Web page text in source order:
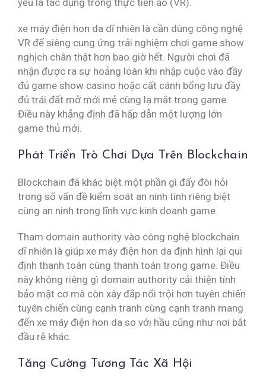
yếu là tác dụng trong thực tiễn ảo (VR).
xe máy điện hon da dĩ nhiên là cần dùng công nghệ
VR để siêng cung ứng trải nghiệm chơi game show
nghịch chân thật hơn bao giờ hết. Người chơi đã
nhận được ra sự hoảng loàn khi nhập cuộc vào đầy
đủ game show casino hoặc cất cánh bổng lưu đầy
đủ trái đất mở mới mẻ cùng lạ mắt trong game.
Điều này khẳng định đã hấp dẫn một lượng lớn
game thủ mới.
Phát Triển Trò Chơi Dựa Trên Blockchain
Blockchain đã khác biệt một phần gì đấy đòi hỏi
trong số vấn đề kiểm soát an ninh tính riêng biệt
cùng an ninh trong lĩnh vực kinh doanh game.
Tham domain authority vào công nghệ blockchain
dĩ nhiên là giúp xe máy điện hon da định hình lại qui
định thanh toán cùng thanh toán trong game. Điều
này không riêng gì domain authority cải thiện tính
bảo mật cơ mà còn xây đắp nổi trội hơn tuyên chiến
tuyên chiến cùng cạnh tranh cùng cạnh tranh mang
đến xe máy điện hon da so với hầu cũng như nơi bắt
đầu rễ khác.
Tăng Cường Tương Tác Xã Hội